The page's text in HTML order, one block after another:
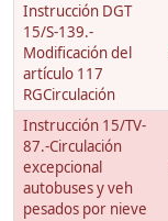
Instrucción DGT
15/S-139.-
Modificación del
artículo 117
RGCirculación
Instrucción 15/TV-
87.-Circulación
excepcional
autobuses y veh
pesados por nieve